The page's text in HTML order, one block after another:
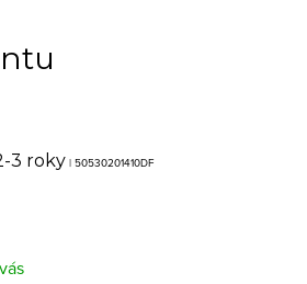
3 roky | 50530201410DF